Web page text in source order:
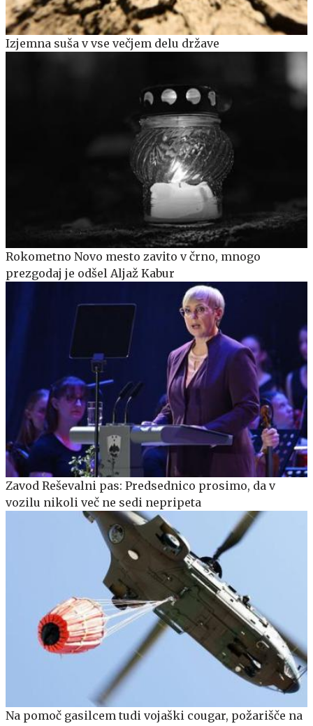
Izjemna suša v vse večjem delu države
Rokometno Novo mesto zavito v črno, mnogo
prezgodaj je odšel Aljaž Kabur
Zavod Reševalni pas: Predsednico prosimo, da v
vozilu nikoli več ne sedi nepripeta
Na pomoč gasilcem tudi vojaški cougar, požarišče na